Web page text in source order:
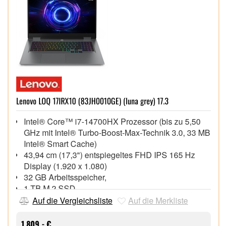
Lenovo LOQ 17IRX10 (83JH0010GE) (luna grey) 17.3
Intel® Core™ i7-14700HX Prozessor (bis zu 5,50
GHz mit Intel® Turbo-Boost-Max-Technik 3.0, 33 MB
Intel® Smart Cache)
43,94 cm (17,3") entspiegeltes FHD IPS 165 Hz
Display (1.920 x 1.080)
32 GB Arbeitsspeicher,
1 TB M.2 SSD,
NVIDIA® GeForce RTX™ 5070, 8 GB,
integriertem Mikrofon
Auf die Vergleichsliste Auf die Merkliste